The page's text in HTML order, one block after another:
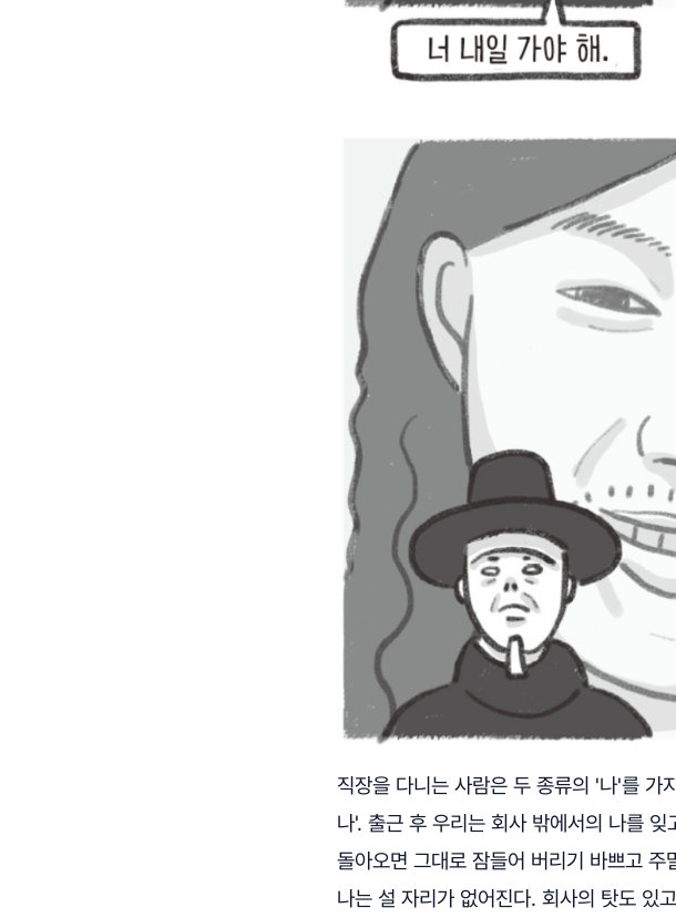
직장을 다니는 사람은 두 종류의 '나'를 가
나'. 출근 후 우리는 회사 밖에서의 나를
돌아오면 그대로 잠들어 버리기 바쁘고
나는 설 자리가 없어진다. 회사의 탓도 있